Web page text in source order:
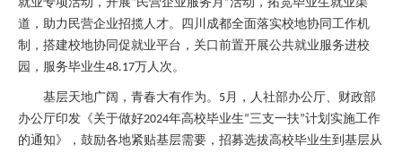
“ ”
道，助力民营企业招揽人才。四川成都全面落实校地协同工作机
制，搭建校地协同促就业平台，关口前置开展公共就业服务进校
园，服务毕业生48.17万人次。
基层天地广阔，青春大有作为。 5月，人社部办公厅、财政部
办公厅印发《关于做好2024年高校毕业生“三支一扶”计划实施工作
的通知》，鼓励各地紧贴基层需要，招募选拔高校毕业生到基层从